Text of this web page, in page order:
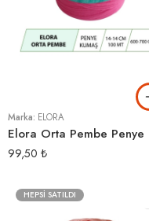
Marka: ELORA
99,50 ₺
HEPSI SATILDI